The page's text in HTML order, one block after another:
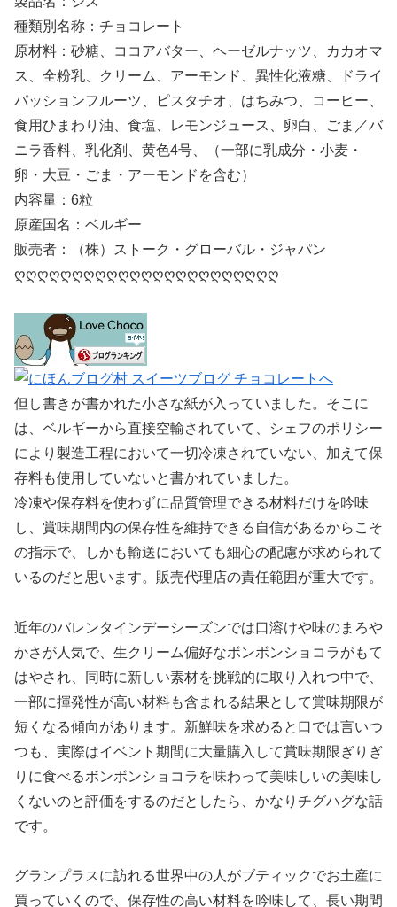
種類別名称：チョコレート
原材料：砂糖、ココアバター、ヘーゼルナッツ、カカオマ
ス、全粉乳、クリーム、アーモンド、異性化液糖、ドライ
パッションフルーツ、ピスタチオ、はちみつ、コーヒー、
食用ひまわり油、食塩、レモンジュース、卵白、ごま／バ
ニラ香料、乳化剤、黄色4号、（一部に乳成分・小麦・
卵・大豆・ごま・アーモンドを含む）
内容量：6粒
原産国名：ベルギー
販売者：（株）ストーク・グローバル・ジャパン
ღღღღღღღღღღღღღღღღღღღღღღღ
但し書きが書かれた小さな紙が入っていました。そこに
は、ベルギーから直接空輸されていて、シェフのポリシー
により製造工程において一切冷凍されていない、加えて保
存料も使用していないと書かれていました。
冷凍や保存料を使わずに品質管理できる材料だけを吟味
し、賞味期間内の保存性を維持できる自信があるからこそ
の指示で、しかも輸送においても細心の配慮が求められて
いるのだと思います。販売代理店の責任範囲が重大です。
近年のバレンタインデーシーズンでは口溶けや味のまろや
かさが人気で、生クリーム偏好なボンボンショコラがもて
はやされ、同時に新しい素材を挑戦的に取り入れつ中で、
一部に揮発性が高い材料も含まれる結果として賞味期限が
短くなる傾向があります。新鮮味を求めると口では言いつ
つも、実際はイベント期間に大量購入して賞味期限ぎりぎ
りに食べるボンボンショコラを味わって美味しいの美味し
くないのと評価をするのだとしたら、かなりチグハグな話
です。
グランプラスに訪れる世界中の人がブティックでお土産に
買っていくので、保存性の高い材料を吟味して、長い期間